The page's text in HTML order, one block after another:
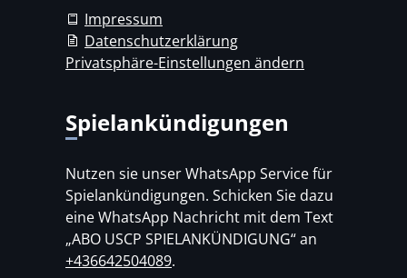
Impressum
Datenschutzerklärung
Privatsphäre-Einstellungen ändern
Spielankündigungen
Nutzen sie unser WhatsApp Service für
Spielankündigungen. Schicken Sie dazu
eine WhatsApp Nachricht mit dem Text
„ABO USCP SPIELANKÜNDIGUNG“ an
+436642504089.